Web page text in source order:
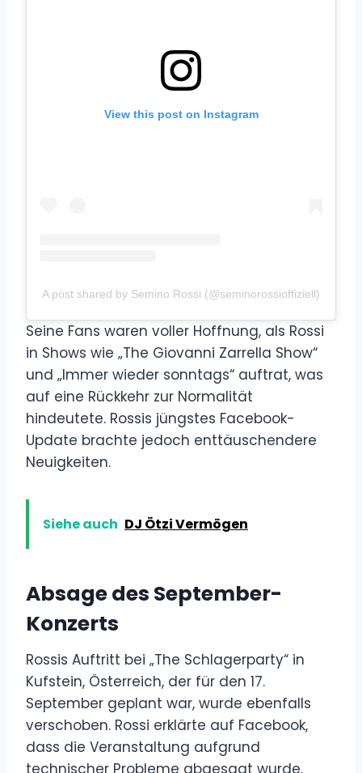
View this post on Instagram
A post shared by Semino Rossi (@seminorossioffiziell)
Seine Fans waren voller Hoffnung, als Rossi
in Shows wie „The Giovanni Zarrella Show“
und „Immer wieder sonntags“ auftrat, was
auf eine Rückkehr zur Normalität
hindeutete. Rossis jüngstes Facebook-
Update brachte jedoch enttäuschendere
Neuigkeiten.
Siehe auch DJ Ötzi Vermögen
Absage des September-
Konzerts
Rossis Auftritt bei „The Schlagerparty“ in
Kufstein, Österreich, der für den 17.
September geplant war, wurde ebenfalls
verschoben. Rossi erklärte auf Facebook,
dass die Veranstaltung aufgrund
technischer Probleme abgesagt wurde.